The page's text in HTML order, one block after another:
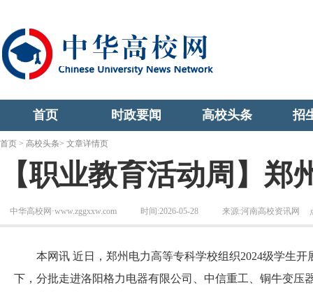
首页 时政要闻 高校头条 招
首页 > 高校头条> 文章详情页
【职业教育活动周】
中华高校网·www.zggxxw.com 时间:2026-05-28 来源:河南高校资讯网
本网讯 近日，郑州电力高等专科学校组织2024级学生开
下，分批走进洛阳格力电器有限公司、中信重工、铜牛变